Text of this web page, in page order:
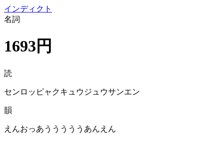
インディクト
名詞
1693円
読
センロッピャクキュウジュウサンエン
韻
えんおっあうううううあんえん